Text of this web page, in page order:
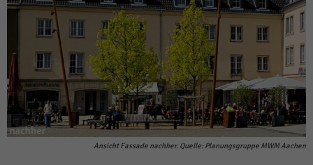
Ansicht Fassade nachher. Quelle: Planungsgruppe MWM Aachen